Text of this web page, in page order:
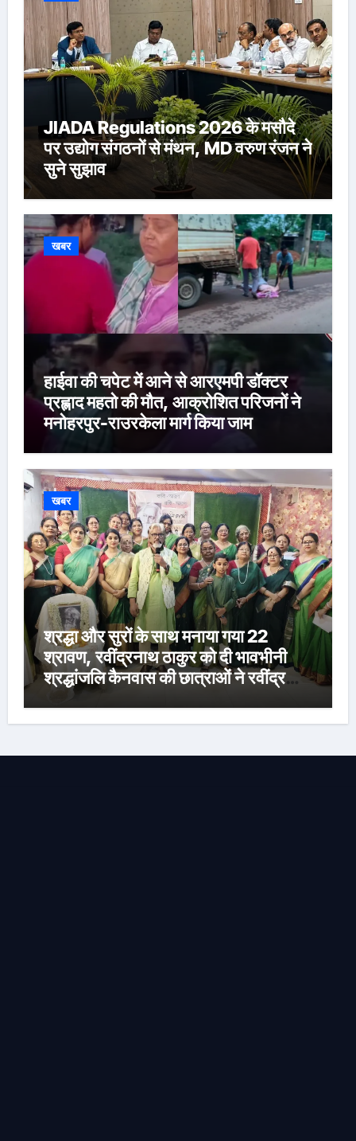
JIADA Regulations 2026 के मसौदे
पर उद्योग संगठनों से मंथन, MD वरुण रंजन ने
सुने सुझाव
खबर
हाईवा की चपेट में आने से आरएमपी डॉक्टर
प्रह्लाद महतो की मौत, आक्रोशित परिजनों ने
मनोहरपुर-राउरकेला मार्ग किया जाम
खबर
श्रद्धा और सुरों के साथ मनाया गया 22
श्रावण, रवींद्रनाथ ठाकुर को दी भावभीनी
श्रद्धांजलि कैनवास की छात्राओं ने रवींद्र
बांधा समां